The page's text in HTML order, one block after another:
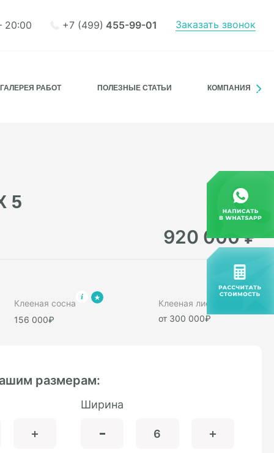
20:00 +7 (499) 455-99-01 Заказать звонок
ГАЛЕРЕЯ РАБОТ ПОЛЕЗНЫЕ СТАТЬИ КОМПАНИЯ
5
920 000₽
Клееная сосна
156 000₽
Клееная лиственница
от 300 000₽
размерам:
Ширина